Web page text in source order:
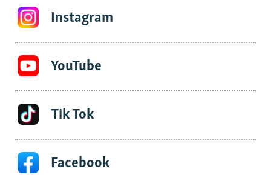
Instagram
YouTube
Tik Tok
Facebook